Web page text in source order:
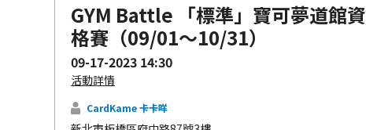
GYM Battle 「標準」寶可夢道館資
格賽（09/01～10/31）
09-17-2023 14:30
活動詳情
CardKame 卡卡咩